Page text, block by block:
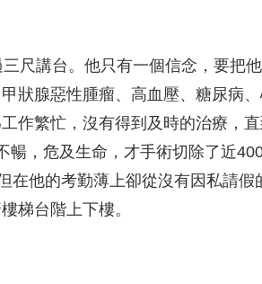
尺講台。他只有一個信念，要把
狀腺惡性腫瘤、高血壓、糖尿病
作繁忙，沒有得到及時的治療，
暢，危及生命，才手術切除了近
在他的考勤薄上卻從沒有因私請
梯台階上下樓。